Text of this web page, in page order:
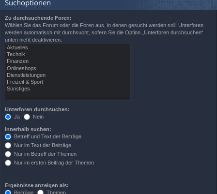
Suchoptionen
Zu durchsuchende Foren:
Wählen Sie das Forum oder die Foren aus, in denen gesucht werden soll. Unterforen
werden automatisch mit durchsucht, sofern Sie die Option „Unterforen durchsuchen“
unten nicht deaktivieren.
Unterforen durchsuchen:
Ja
Nein
Innerhalb suchen:
Betreff und Text der Beiträge
Nur im Text der Beiträge
Nur im Betreff der Themen
Nur im ersten Beitrag der Themen
Ergebnisse anzeigen als:
Beiträge
Themen